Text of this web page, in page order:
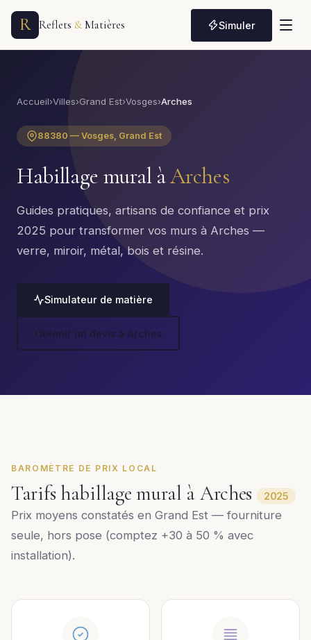
R Reflets &Matières Simuler
Accueil›Villes›Grand Est›Vosges›Arches
88380 — Vosges, Grand Est
Habillage mural àArches
Guides pratiques, artisans de confiance et prix
2025 pour transformer vos murs à Arches —
verre, miroir, métal, bois et résine.
Simulateur de matière
Obtenir un devis à Arches
BAROMÈTRE DE PRIX LOCAL
Tarifs habillage mural à Arches 2025
Prix moyens constatés en Grand Est — fourniture
seule, hors pose (comptez +30 à 50 % avec
installation).